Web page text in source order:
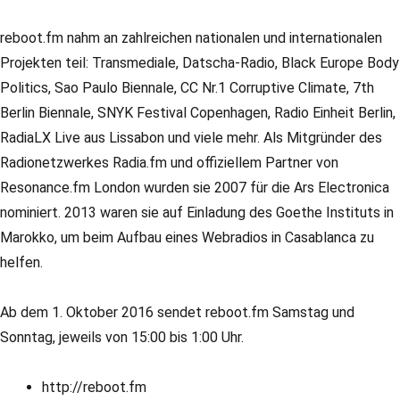
reboot.fm nahm an zahlreichen nationalen und internationalen
Projekten teil: Transmediale, Datscha-Radio, Black Europe Body
Politics, Sao Paulo Biennale, CC Nr.1 Corruptive Climate, 7th
Berlin Biennale, SNYK Festival Copenhagen, Radio Einheit Berlin,
RadiaLX Live aus Lissabon und viele mehr. Als Mitgründer des
Radionetzwerkes Radia.fm und offiziellem Partner von
Resonance.fm London wurden sie 2007 für die Ars Electronica
nominiert. 2013 waren sie auf Einladung des Goethe Instituts in
Marokko, um beim Aufbau eines Webradios in Casablanca zu
helfen.
Ab dem 1. Oktober 2016 sendet reboot.fm Samstag und
Sonntag, jeweils von 15:00 bis 1:00 Uhr.
http://reboot.fm